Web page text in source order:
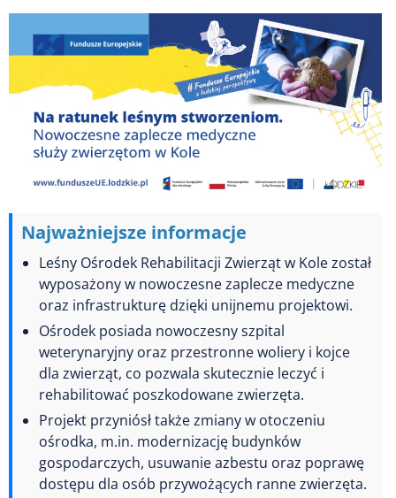
Najważniejsze informacje
Leśny Ośrodek Rehabilitacji Zwierząt w Kole został
wyposażony w nowoczesne zaplecze medyczne
oraz infrastrukturę dzięki unijnemu projektowi.
Ośrodek posiada nowoczesny szpital
weterynaryjny oraz przestronne woliery i kojce
dla zwierząt, co pozwala skutecznie leczyć i
rehabilitować poszkodowane zwierzęta.
Projekt przyniósł także zmiany w otoczeniu
ośrodka, m.in. modernizację budynków
gospodarczych, usuwanie azbestu oraz poprawę
dostępu dla osób przywożących ranne zwierzęta.